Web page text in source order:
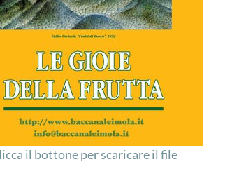
il bottone per scaricare il file